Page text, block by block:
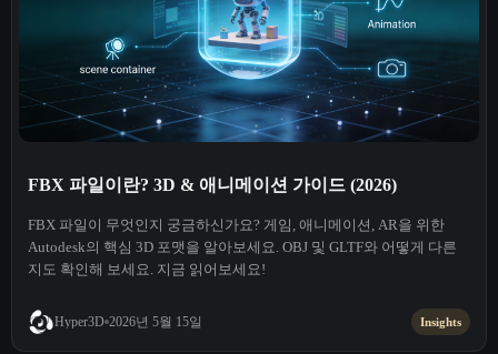
FBX 파일이란? 3D & 애니메이션 가이드 (2026)
FBX 파일이 무엇인지 궁금하신가요? 게임, 애니메이션, AR을 위한
Autodesk의 핵심 3D 포맷을 알아보세요. OBJ 및 GLTF와 어떻게 다른
지도 확인해 보세요. 지금 읽어보세요!
Hyper3D 2026년 5월 15일 Insights